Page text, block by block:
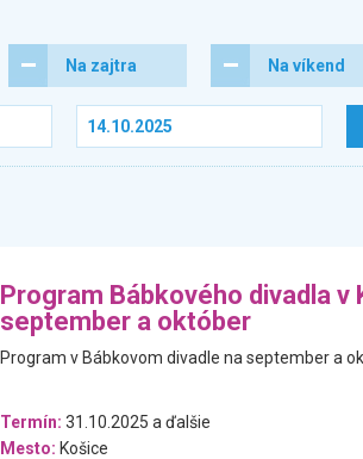
Na zajtra Na víkend
Program Bábkového divadla v
september a október
Program v Bábkovom divadle na september a
Termín: 31.10.2025 a ďalšie
Mesto: Košice